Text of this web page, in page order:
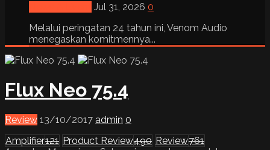
Jul 31, 2026 0
Melalui peringatan 24 tahun ini, Venom Audio
menegaskan komitmennya...
Flux Neo 75.4
Review 13/10/2017 admin 0
Amplifier121 Product Review490 Review761